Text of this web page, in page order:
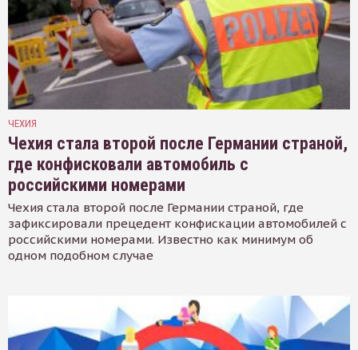
ЧЕХИЯ
Чехия стала второй после Германии страной,
где конфисковали автомобиль с
российскими номерами
Чехия стала второй после Германии страной, где
зафиксировали прецедент конфискации автомобилей с
российскими номерами. Известно как минимум об
одном подобном случае